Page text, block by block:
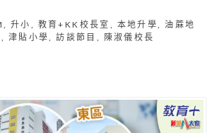
,升小 , 教育+KK校長室 , 本地升學,油蔴地
, 津貼小學,訪談節目 , 陳淑儀校長